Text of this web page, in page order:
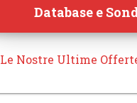
Database e
Le Nostre Ultime